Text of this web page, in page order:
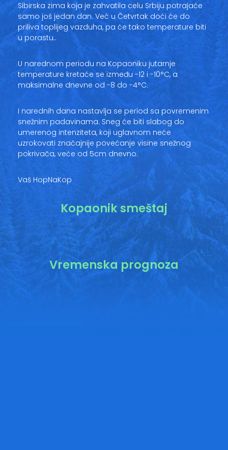
Copyright© 2020
Sibirska zima koja je zahvatila celu Srbiju potrajaće
samo još jedan dan. Već u Četvrtak doći će do
priliva toplijeg vazduha, pa će tako temperature biti
u porastu..
U narednom periodu na Kopaoniku jutarnje
temperature kretaće se između -12 i -10°C, a
maksimalne dnevne od -8 do -4°C.
I narednih dana nastavlja se period sa povremenim
snežnim padavinama. Sneg će biti slabog do
umerenog intenziteta, koji uglavnom neće
uzrokovati značajnije povećanje visine snežnog
pokrivača, veće od 5cm dnevno.
Vaš HopNaKop
Kopaonik smeštaj
Vremenska prognoza